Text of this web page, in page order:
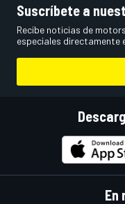
Suscríbete a
Recibe noticias de
especiales directamente
En